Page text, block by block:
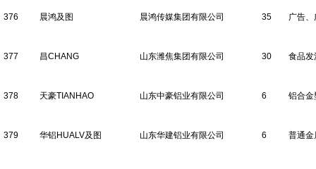
376 晨鸿及图 晨鸿传媒集团有限公司 35 广告
377 昌CHANG 山东潍焦集团有限公司 30 食品发
378 天豪TIANHAO 山东中豪铝业有限公司 6 铝合金
379 华铝HUALV及图 山东华建铝业有限公司 6 普通金